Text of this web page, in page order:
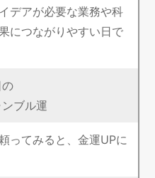
デアが必要な業務や科
につながりやすい日で
ブル運
ってみると、金運UPに